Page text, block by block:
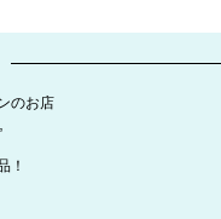
のお店
！